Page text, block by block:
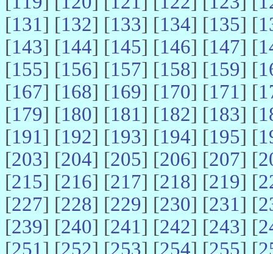
[131] [132] [133] [134] [135] [
[143] [144] [145] [146] [147] [
[155] [156] [157] [158] [159] [
[167] [168] [169] [170] [171] [
[179] [180] [181] [182] [183] [
[191] [192] [193] [194] [195] [
[203] [204] [205] [206] [207] [
[215] [216] [217] [218] [219] [
[227] [228] [229] [230] [231] [
[239] [240] [241] [242] [243] [
[251] [252] [253] [254] [255] [